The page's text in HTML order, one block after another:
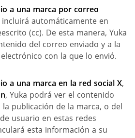
a una marca por correo
incluirá automáticamente en
(cc). De esta manera, Yuka
del correo enviado y a la
con la que lo envió.
a una marca en la red social X,
, Yuka podrá ver el contenido
publicación de la marca, o del
usuario en estas redes
esta información a su